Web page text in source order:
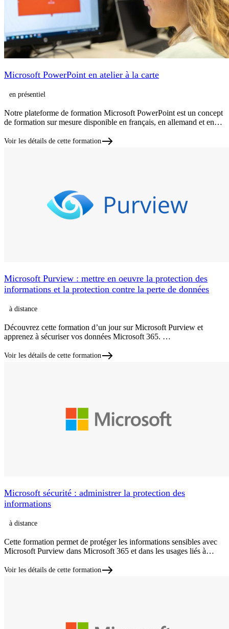
Microsoft PowerPoint en atelier à la carte
en présentiel
Notre plateforme de formation Microsoft PowerPoint est un concept
de formation sur mesure disponible en français, en allemand et en…
Voir les détails de cette formation
Microsoft Purview : mettre en oeuvre la protection des
informations et la protection contre la perte de données
à distance
Découvrez cette formation d’un jour sur Microsoft Purview et
apprenez à sécuriser vos données Microsoft 365. …
Voir les détails de cette formation
Microsoft sécurité : administrer la protection des
informations
à distance
Cette formation permet de protéger les informations sensibles avec
Microsoft Purview dans Microsoft 365 et dans les usages liés à…
Voir les détails de cette formation